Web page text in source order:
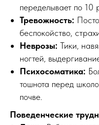
переделывает по 10
Тревожность:
беспокойство,
Неврозы: Тики,
ногтей,
Психосоматика:
тошнота перед
почве.
Поведенческие